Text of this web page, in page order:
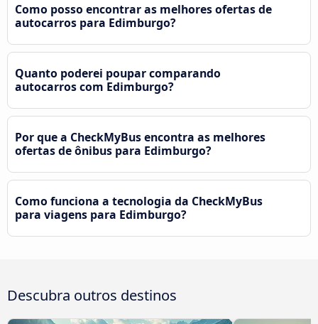
Como posso encontrar as melhores ofertas de
autocarros para Edimburgo?
Quanto poderei poupar comparando
autocarros com Edimburgo?
Por que a CheckMyBus encontra as melhores
ofertas de ônibus para Edimburgo?
Como funciona a tecnologia da CheckMyBus
para viagens para Edimburgo?
Descubra outros destinos